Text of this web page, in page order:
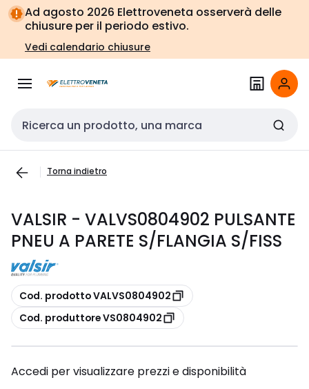
Vai alla
navigazione
Vai
alla
pagina
Ad agosto 2026 Elettroveneta osserverà delle
chiusure per il periodo estivo.
Vedi calendario chiusure
Cerca input
Torna indietro
VALSIR - VALVS0804902 PULSANTE
PNEU A PARETE S/FLANGIA S/FISS
copia
Cod. prodotto VALVS0804902
copia
Cod. produttore VS0804902
Accedi per visualizzare prezzi e disponibilità